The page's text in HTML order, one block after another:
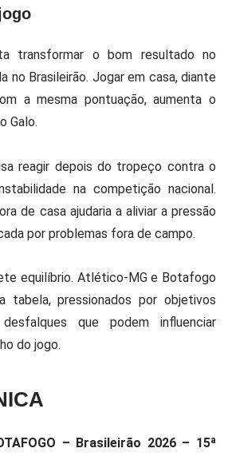
transformar o bom resultado no
no Brasileirão. Jogar em casa, diante
a mesma pontuação, aumenta o
Galo.
reagir depois do tropeço contra o
na competição nacional.
de casa ajudaria a aliviar a pressão
por problemas fora de campo.
equilíbrio. Atlético-MG e Botafogo
tabela, pressionados por objetivos
que podem influenciar
do jogo.
– Brasileirão 2026 – 15ª